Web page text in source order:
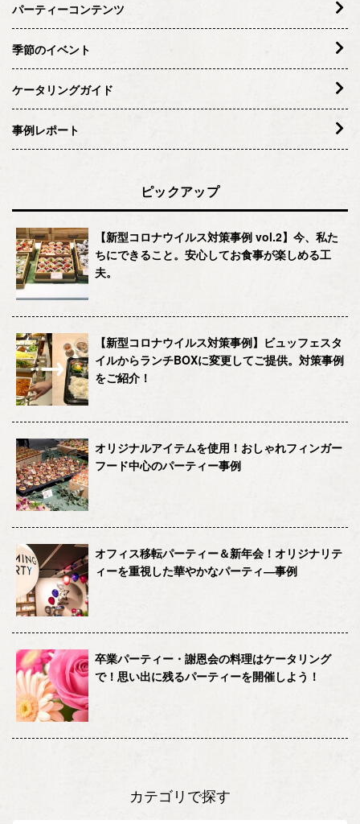
パーティーコンテンツ
季節のイベント
ケータリングガイド
事例レポート
ピックアップ
【新型コロナウイルス対策事例 vol.2】今、私た
ちにできること。安心してお食事が楽しめる工
夫。
【新型コロナウイルス対策事例】ビュッフェスタ
イルからランチBOXに変更してご提供。対策事例
をご紹介！
オリジナルアイテムを使用！おしゃれフィンガー
フード中心のパーティー事例
オフィス移転パーティー＆新年会！オリジナリテ
ィーを重視した華やかなパーティ―事例
卒業パーティー・謝恩会の料理はケータリング
で！思い出に残るパーティーを開催しよう！
カテゴリで探す